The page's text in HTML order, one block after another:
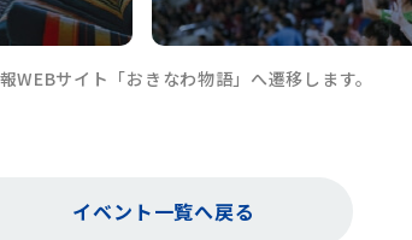
WEBサイト「おきなわ物語」へ遷移します。
イベント一覧へ戻る